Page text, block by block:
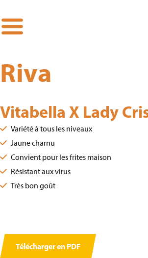
Riva
Vitabella X Lady
Variété à tous les niveaux
Jaune charnu
Convient pour les frites maison
Résistant aux virus
Très bon goût
Télécharger en PDF